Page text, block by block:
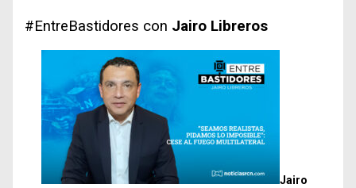
#EntreBastidores con Jairo Libreros
Jairo